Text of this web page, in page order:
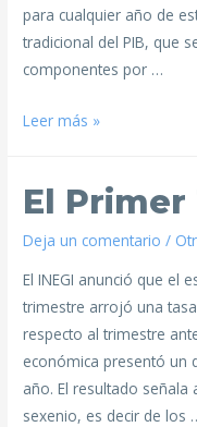
para cualquier año de
tradicional del PIB, que
componentes por …
Leer más »
El
Deja un comentario /
El INEGI anunció que el
trimestre arrojó una
respecto al trimestre
económica presentó un
año. El resultado
sexenio, es decir de los